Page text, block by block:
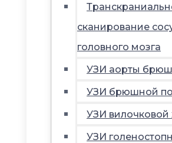
сканирование
головного мозга
УЗИ аорты
УЗИ брюшной
УЗИ вилочковой
УЗИ